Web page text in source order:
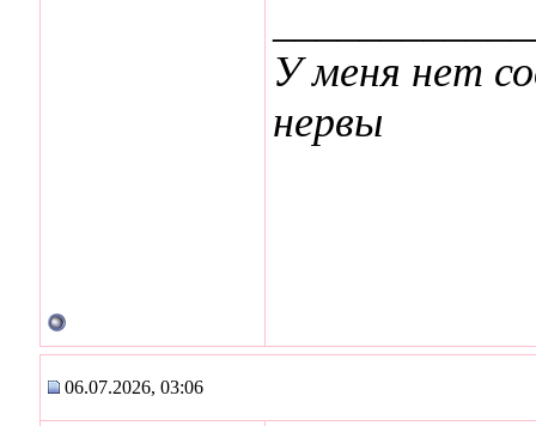
У меня нет
нервы
06.07.2026, 03:06